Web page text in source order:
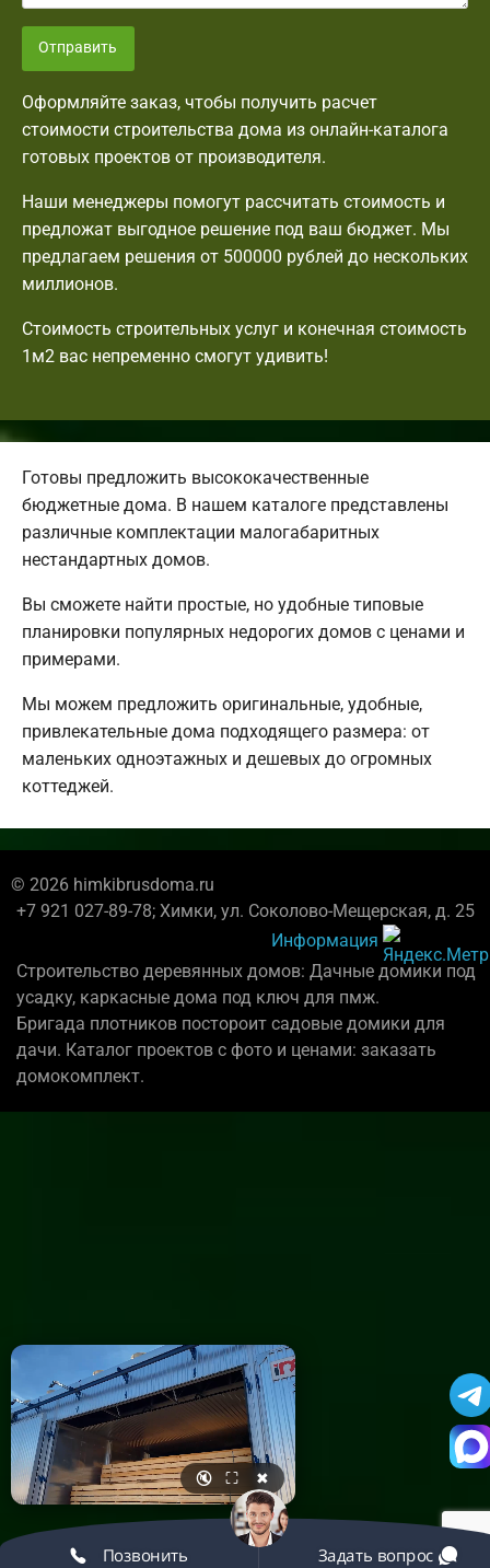
Отправить
Оформляйте заказ, чтобы получить расчет
стоимости строительства дома из онлайн-каталога
готовых проектов от производителя.
Наши менеджеры помогут рассчитать стоимость и
предложат выгодное решение под ваш бюджет. Мы
предлагаем решения от 500000 рублей до нескольких
миллионов.
Стоимость строительных услуг и конечная стоимость
1м2 вас непременно смогут удивить!
Готовы предложить высококачественные
бюджетные дома. В нашем каталоге представлены
различные комплектации малогабаритных
нестандартных домов.
Вы сможете найти простые, но удобные типовые
планировки популярных недорогих домов с ценами и
примерами.
Мы можем предложить оригинальные, удобные,
привлекательные дома подходящего размера: от
маленьких одноэтажных и дешевых до огромных
коттеджей.
© 2026 himkibrusdoma.ru
+7 921 027-89-78; Химки, ул. Соколово-Мещерская, д. 25
Информация
Строительство деревянных домов: Дачные домики под
усадку, каркасные дома под ключ для пмж.
Бригада плотников постороит садовые домики для
дачи. Каталог проектов с фото и ценами: заказать
домокомплект.
🔇 ⛶ ✖
Позвонить Задать вопрос